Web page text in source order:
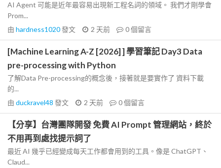
AI Agent 可能是近年最容易出現新工程名詞的領域。 我們才剛學會
Prom...
由 hardness1020發文 2 天前 0個留言
[Machine Learning A-Z [2026] ] 學習筆記 Day3 Data
pre-processing with Python
了解Data Pre-processing的概念後，接著就是要實作了 資料下載
的...
由 duckravel48 發文 2 天前 0個留言
【分享】台灣團隊開發 免費 AI Prompt 管理網站，終於
不用再到處找提示詞了
最近 AI 幾乎已經變成每天工作都會用到的工具。像是 ChatGPT、
Claud...